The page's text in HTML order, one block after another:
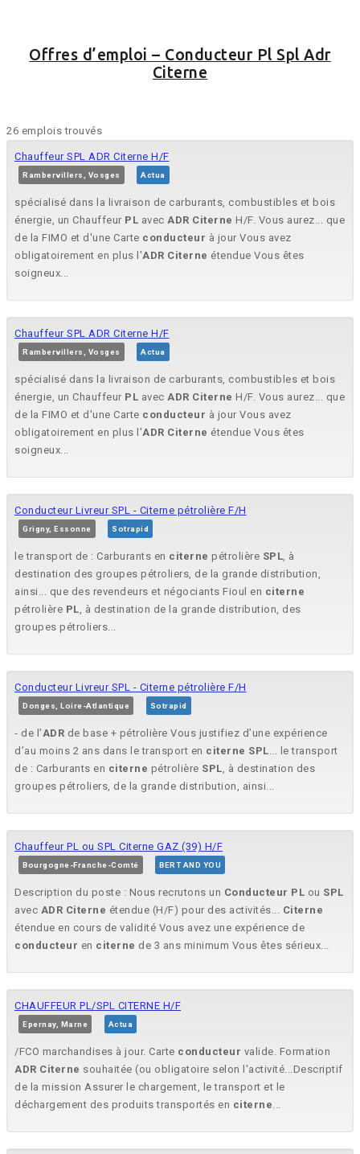
Offres d’emploi – Conducteur Pl Spl Adr
Citerne
26 emplois trouvés
Chauffeur SPL ADR Citerne H/F
Rambervillers, Vosges Actua
spécialisé dans la livraison de carburants, combustibles et bois
énergie, un Chauffeur PL avec ADR Citerne H/F. Vous aurez... que
de la FIMO et d'une Carte conducteur à jour Vous avez
obligatoirement en plus l'ADR Citerne étendue Vous êtes
soigneux...
Chauffeur SPL ADR Citerne H/F
Rambervillers, Vosges Actua
spécialisé dans la livraison de carburants, combustibles et bois
énergie, un Chauffeur PL avec ADR Citerne H/F. Vous aurez... que
de la FIMO et d'une Carte conducteur à jour Vous avez
obligatoirement en plus l'ADR Citerne étendue Vous êtes
soigneux...
Conducteur Livreur SPL - Citerne pétrolière F/H
Grigny, Essonne Sotrapid
le transport de : Carburants en citerne pétrolière SPL, à
destination des groupes pétroliers, de la grande distribution,
ainsi... que des revendeurs et négociants Fioul en citerne
pétrolière PL, à destination de la grande distribution, des
groupes pétroliers...
Conducteur Livreur SPL - Citerne pétrolière F/H
Donges, Loire-Atlantique Sotrapid
- de l’ADR de base + pétrolière Vous justifiez d’une expérience
d’au moins 2 ans dans le transport en citerne SPL... le transport
de : Carburants en citerne pétrolière SPL, à destination des
groupes pétroliers, de la grande distribution, ainsi...
Chauffeur PL ou SPL Citerne GAZ (39) H/F
Bourgogne-Franche-Comté BERT AND YOU
Description du poste : Nous recrutons un Conducteur PL ou SPL
avec ADR Citerne étendue (H/F) pour des activités... Citerne
étendue en cours de validité Vous avez une expérience de
conducteur en citerne de 3 ans minimum Vous êtes sérieux...
CHAUFFEUR PL/SPL CITERNE H/F
Epernay, Marne Actua
/FCO marchandises à jour. Carte conducteur valide. Formation
ADR Citerne souhaitée (ou obligatoire selon l'activité...Descriptif
de la mission Assurer le chargement, le transport et le
déchargement des produits transportés en citerne...